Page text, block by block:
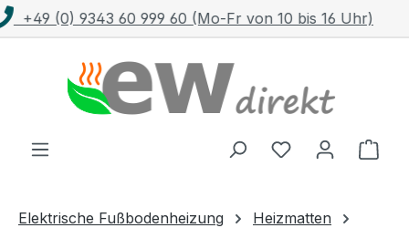
Zum Hauptinhalt springen
Kostenloser Versand mit DHL ab 100 €
Elektrische Fußbodenheizung
Heizmatten